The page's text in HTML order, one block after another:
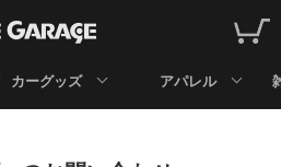
カーグッズ アパレル